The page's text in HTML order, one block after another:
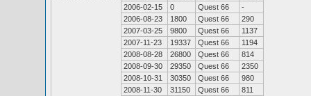
2006-02-15
0 Quest 66
-
2006-08-23
1800 Quest 66
290
2007-03-25
9800 Quest 66
1137
2007-11-23
19337 Quest 66
1194
2008-08-28
26800 Quest 66
814
2008-09-30
29350 Quest 66
2350
2008-10-31
30350 Quest 66
980
2008-11-30
31150 Quest 66
811